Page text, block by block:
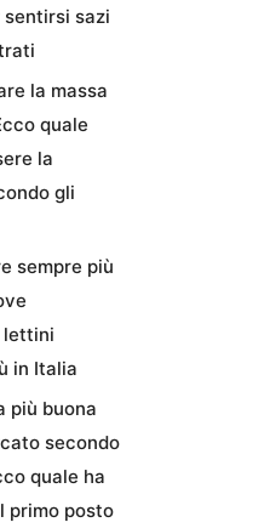
sazi
la massa
quale
la
gli
sempre più
lettini
in Italia
più buona
secondo
quale ha
primo posto